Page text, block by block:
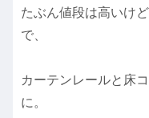
たぶん値段は高いけ
で、
カーテンレールと床
に。